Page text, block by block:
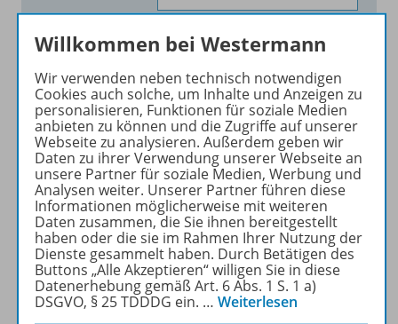
Produktinformationen
Inhalte
Zugehörige Produkte
Ergänzende Materialien
Willkommen bei Westermann
Wir verwenden neben technisch notwendigen
Cookies auch solche, um Inhalte und Anzeigen zu
personalisieren, Funktionen für soziale Medien
anbieten zu können und die Zugriffe auf unserer
Webseite zu analysieren. Außerdem geben wir
Daten zu ihrer Verwendung unserer Webseite an
unsere Partner für soziale Medien, Werbung und
Analysen weiter. Unserer Partner führen diese
Informationen möglicherweise mit weiteren
Daten zusammen, die Sie ihnen bereitgestellt
haben oder die sie im Rahmen Ihrer Nutzung der
Dienste gesammelt haben. Durch Betätigen des
Buttons „Alle Akzeptieren“ willigen Sie in diese
Datenerhebung gemäß Art. 6 Abs. 1 S. 1 a)
DSGVO, § 25 TDDDG ein. … Weiterlesen